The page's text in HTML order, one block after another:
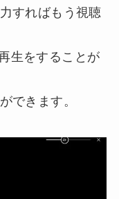
すればもう視聴
生をすることが
できます。